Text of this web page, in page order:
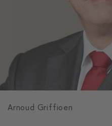
Arnoud Griffioen